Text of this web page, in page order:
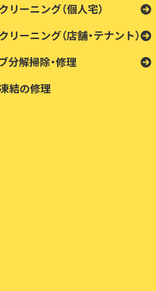
リーニング（個人宅）
リーニング（店舗・テナント）
分解掃除・修理
結の修理